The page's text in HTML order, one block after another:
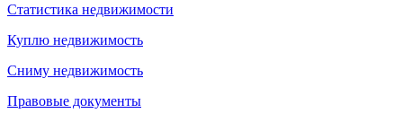
Статистика недвижимости
Куплю недвижимость
Сниму недвижимость
Правовые документы